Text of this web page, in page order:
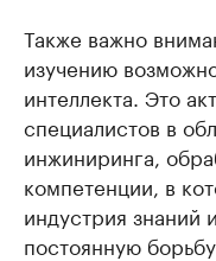
Также важно
изучению
интеллекта. Это
специалистов в
инжиниринга,
компетенции, в
индустрия знаний
постоянную